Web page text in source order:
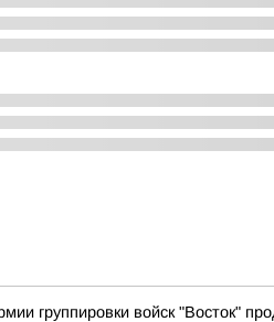
группировки войск "Восток"